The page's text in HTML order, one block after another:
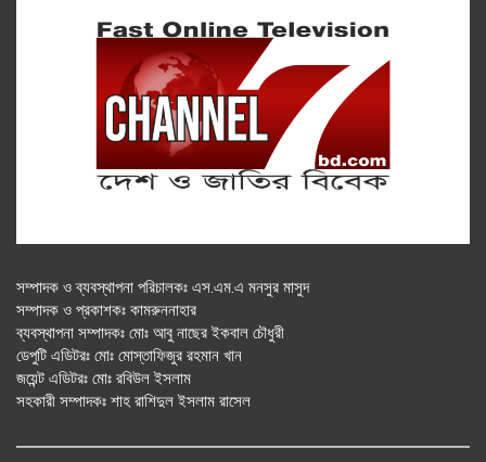
সম্পাদক ও ব্যবস্থাপনা পরিচালকঃ এস.এম.এ মনসুর মাসুদ
সম্পাদক ও প্রকাশকঃ কামরুননাহার
ব্যবস্থাপনা সম্পাদকঃ মোঃ আবু নাছের ইকবাল চৌধুরী
ডেপুটি এডিটরঃ মোঃ মোস্তাফিজুর রহমান খান
জয়েন্ট এডিটরঃ মোঃ রবিউল ইসলাম
সহকারী সম্পাদকঃ শাহ রাশিদুল ইসলাম রাসেল